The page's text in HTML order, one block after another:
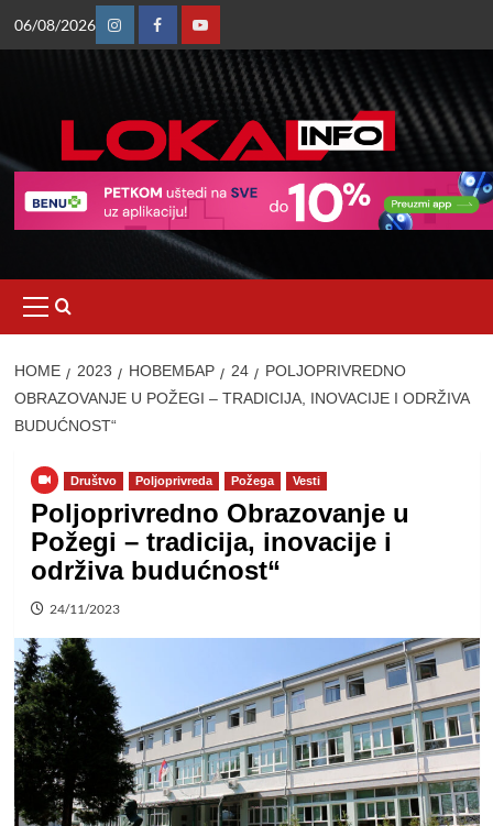
06/08/2026
InstagramFacebookYoutube
Menu
HOME 2023 НОВЕМБАР 24
POLJOPRIVREDNO
OBRAZOVANJE U POŽEGI – TRADICIJA, INOVACIJE I ODRŽIVA
BUDUĆNOST“
Društvo Poljoprivreda Požega Vesti
Poljoprivredno Obrazovanje u
Požegi – tradicija, inovacije i
održiva budućnost“
24/11/2023